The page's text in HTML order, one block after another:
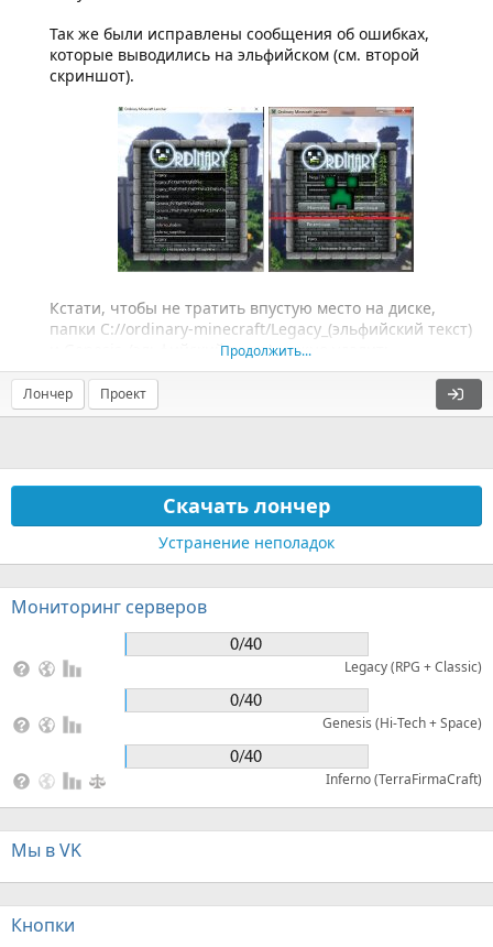
Так же были исправлены сообщения об ошибках,
которые выводились на эльфийском (см. второй
скриншот).
Кстати, чтобы не тратить впустую место на диске,
папки C://ordinary-minecraft/Legacy_(эльфийский текст)
и Genesis_(эльфийский текст) можно удалить.
Продолжить...
Лончер Проект
Скачать лончер
Устранение неполадок
Мониторинг серверов
Legacy (RPG + Classic)
Genesis (Hi-Tech + Space)
Inferno (TerraFirmaCraft)
Мы в VK
Кнопки